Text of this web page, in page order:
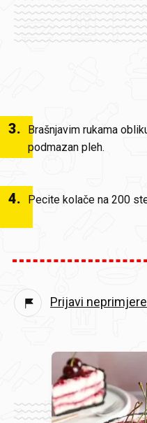
3.
Brašnjavim rukama
podmazan pleh.
4. Pecite kolače na 200
Prijavi